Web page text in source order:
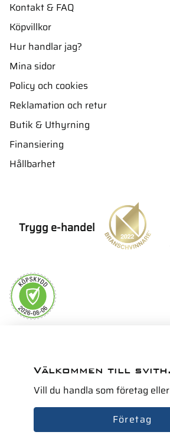
Kontakt & FAQ
Köpvillkor
Hur handlar jag?
Mina sidor
Policy och cookies
Reklamation och retur
Butik & Uthyrning
Finansiering
Hållbarhet
Trygg e-handel
Välkommen till
Vill du handla som företag
Företag